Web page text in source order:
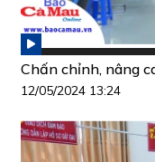
Chấn chỉnh, nâng
12/05/2024 13:24